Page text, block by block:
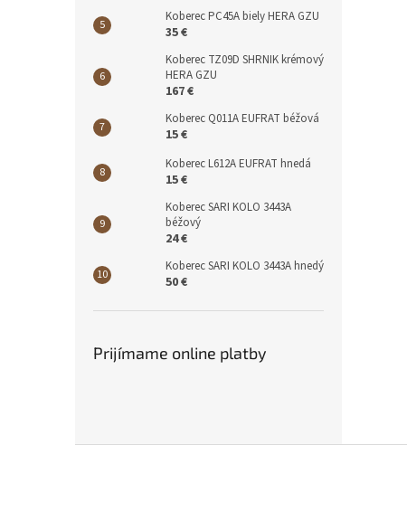
Koberec PC45A biely HERA GZU
35 €
Koberec TZ09D SHRNIK krémový
HERA GZU
167 €
Koberec Q011A EUFRAT béžová
15 €
Koberec L612A EUFRAT hnedá
15 €
Koberec SARI KOLO 3443A
béžový
24 €
Koberec SARI KOLO 3443A hnedý
50 €
Prijímame online platby